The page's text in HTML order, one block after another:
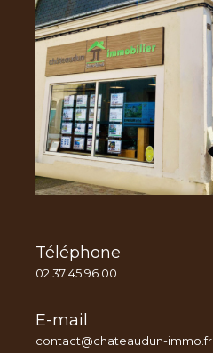
Téléphone
02 37 45 96 00
E-mail
contact@chateaudun-immo.fr